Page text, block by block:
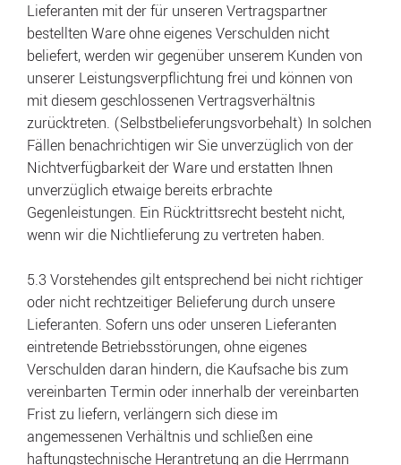
Lieferanten mit der für unseren Vertragspartner
bestellten Ware ohne eigenes Verschulden nicht
beliefert, werden wir gegenüber unserem Kunden von
unserer Leistungsverpflichtung frei und können von
mit diesem geschlossenen Vertragsverhältnis
zurücktreten. (Selbstbelieferungsvorbehalt) In solchen
Fällen benachrichtigen wir Sie unverzüglich von der
Nichtverfügbarkeit der Ware und erstatten Ihnen
unverzüglich etwaige bereits erbrachte
Gegenleistungen. Ein Rücktrittsrecht besteht nicht,
wenn wir die Nichtlieferung zu vertreten haben.
5.3 Vorstehendes gilt entsprechend bei nicht richtiger
oder nicht rechtzeitiger Belieferung durch unsere
Lieferanten. Sofern uns oder unseren Lieferanten
eintretende Betriebsstörungen, ohne eigenes
Verschulden daran hindern, die Kaufsache bis zum
vereinbarten Termin oder innerhalb der vereinbarten
Frist zu liefern, verlängern sich diese im
angemessenen Verhältnis und schließen eine
haftungstechnische Herantretung an die Herrmann